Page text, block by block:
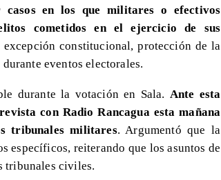
casos en los que militares o efectivos
cometidos en el ejercicio de sus
constitucional, protección de la
eventos electorales.
durante la votación en Sala. Ante esta
con Radio Rancagua esta mañana
tribunales militares. Argumentó que la
específicos, reiterando que los asuntos de
tribunales civiles.